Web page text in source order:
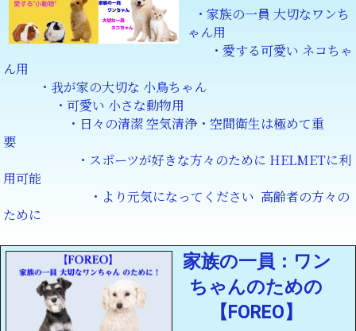
・家族の一員 大切なワンち
ゃん用
・愛する可愛い ネコちゃ
ん用
・我が家の大切な 小鳥ちゃん
・可愛い 小さな動物用
・日々の清潔 空気清浄・空間衛生は極めて重
要
・スポーツが好きな方々のために HELMETに利
用可能
・より元気になってください 高齢者の方々の
ために
家族の一員：ワン
ちゃんのための
【FOREO】